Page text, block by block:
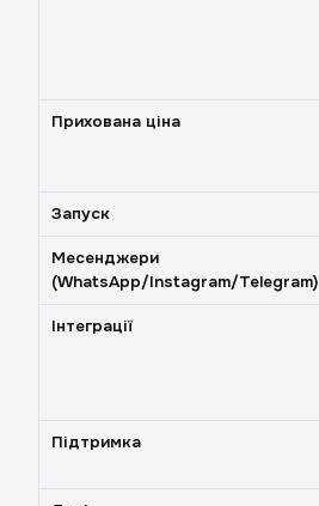
Прихована ціна
Запуск
Месенджери
(WhatsApp/Instagram/Telegram)
Інтеграції
Підтримка